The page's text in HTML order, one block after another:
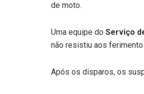
de moto.
Uma equipe do Serviço
não resistiu aos
Após os disparos, os